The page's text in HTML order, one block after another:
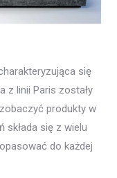
się
z linii Paris zostały
produkty w
składa się z wielu
do każdej